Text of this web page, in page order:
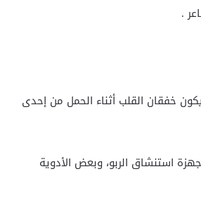
.
خفقان القلب أثناء الحمل من إحدى
استنشاق الربو، وبعض الأدوية